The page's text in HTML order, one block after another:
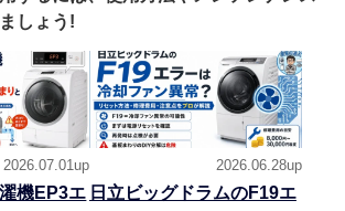
しょう!
2026.07.01up
機EP3エ
2026.06.28up
日立ビッグドラムのF19エ